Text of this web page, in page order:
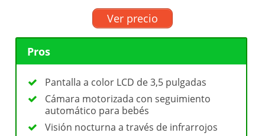
Ver precio
Pros
Pantalla a color LCD de 3,5 pulgadas
Cámara motorizada con seguimiento
automático para bebés
Visión nocturna a través de infrarrojos